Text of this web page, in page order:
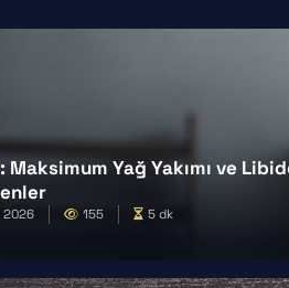
Maksimum Yağ Yakımı ve
2026 155
5 dk